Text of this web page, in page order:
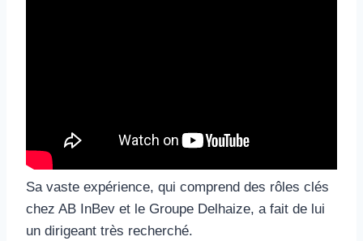
Sa vaste expérience, qui comprend des rôles clés
chez AB InBev et le Groupe Delhaize, a fait de lui
un dirigeant très recherché.